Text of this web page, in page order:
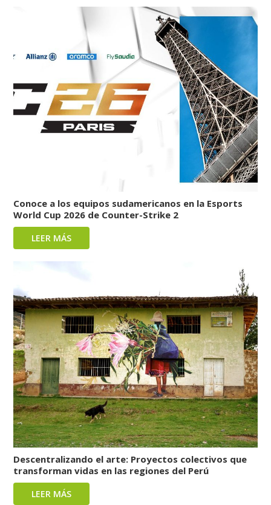
Conoce a los equipos sudamericanos en la Esports
World Cup 2026 de Counter-Strike 2
LEER MÁS
Descentralizando el arte: Proyectos colectivos que
transforman vidas en las regiones del Perú
LEER MÁS